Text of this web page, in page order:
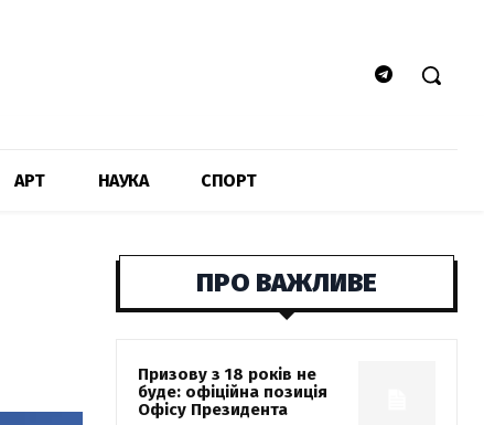
АРТ НАУКА СПОРТ
ПРО ВАЖЛИВЕ
Призову з 18 років не
буде: офіційна позиція
Офісу Президента